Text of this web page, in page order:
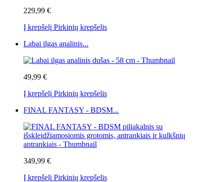
229,99 €
Į krepšelį Pirkinių krepšelis
Labai ilgas analinis...
49,99 €
Į krepšelį Pirkinių krepšelis
FINAL FANTASY - BDSM...
349,99 €
Į krepšelį Pirkinių krepšelis